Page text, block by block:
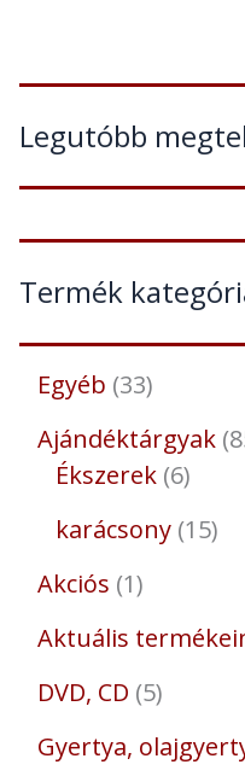
Legutóbb
Termék
Egyéb 33
Ajándéktárgyak
Ékszerek 6
karácsony 15
Akciós 1
Aktuális
DVD, CD 5
Gyertya,